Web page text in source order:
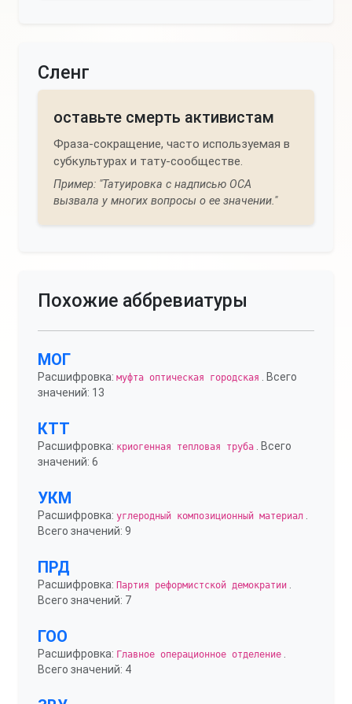
Сленг
оставьте смерть активистам
Фраза-сокращение, часто используемая в
субкультурах и тату-сообществе.
Пример: "Татуировка с надписью ОСА
вызвала у многих вопросы о ее значении."
Похожие аббревиатуры
МОГ
Расшифровка: муфта оптическая городская
. Всего
значений: 13
КТТ
Расшифровка: криогенная тепловая труба . Всего
значений: 6
УКМ
Расшифровка: углеродный композиционный материал
Всего значений: 9
ПРД
Расшифровка: Партия реформистской демократии
Всего значений: 7
ГОО
Расшифровка: Главное операционное отделение
Всего значений: 4